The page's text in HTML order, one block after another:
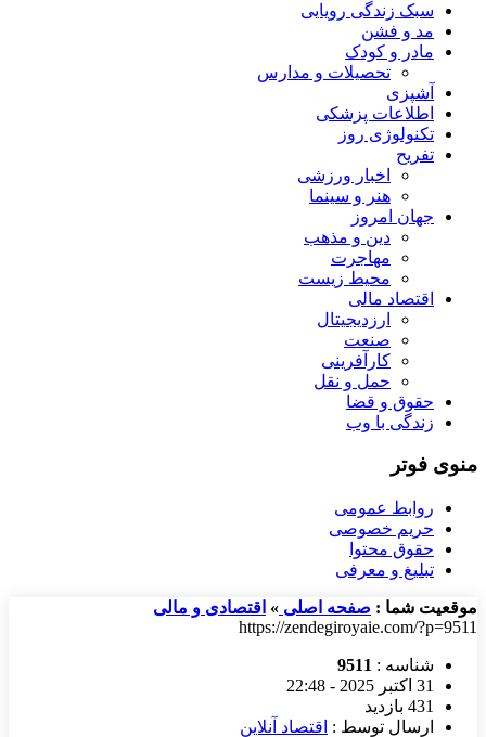
سبک زندگی رویایی
مد و فشن
مادر و کودک
تحصیلات و مدارس
آشپزی
اطلاعات پزشکی
تکنولوژی روز
تفریح
اخبار ورزشی
هنر و سینما
جهان امروز
دین و مذهب
مهاجرت
محیط زیست
اقتصاد مالی
ارزدیجیتال
صنعت
کارآفرینی
حمل و نقل
حقوق و قضا
زندگی با وب
منوی فوتر
روابط عمومی
حریم خصوصی
حقوق محتوا
تبلیغ و معرفی
موقعیت شما : صفحه اصلی » اقتصادی و مالی
https://zendegiroyaie.com/?p=9511
شناسه : 9511
31 اکتبر 2025 - 22:48
431 بازدید
ارسال توسط : اقتصاد آنلاین